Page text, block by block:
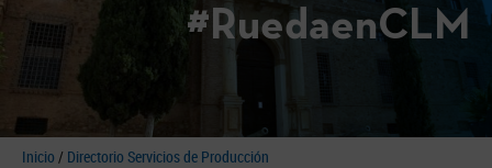
#RuedaenCLM
Inicio / Directorio Servicios de Producción